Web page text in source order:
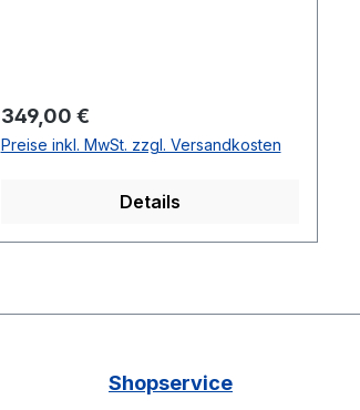
Regulärer Preis:
349,00 €
Preise inkl. MwSt. zzgl. Versandkosten
Details
Shopservice